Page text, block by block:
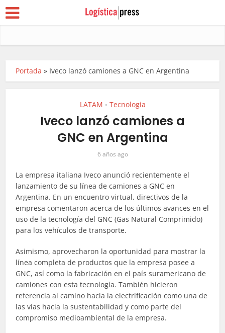
Portada » Iveco lanzó camiones a GNC en Argentina
LATAM • Tecnologia
Iveco lanzó camiones a
GNC en Argentina
6 años ago
La empresa italiana Iveco anunció recientemente el
lanzamiento de su línea de camiones a GNC en
Argentina. En un encuentro virtual, directivos de la
empresa comentaron acerca de los últimos avances en el
uso de la tecnología del GNC (Gas Natural Comprimido)
para los vehículos de transporte.
Asimismo, aprovecharon la oportunidad para mostrar la
línea completa de productos que la empresa posee a
GNC, así como la fabricación en el país suramericano de
camiones con esta tecnología. También hicieron
referencia al camino hacia la electrificación como una de
las vías hacia la sustentabilidad y como parte del
compromiso medioambiental de la empresa.